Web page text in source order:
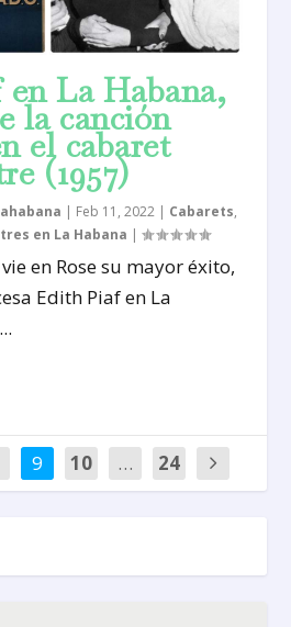
La Habana,
la canción
el cabaret
(1957)
| Feb 11, 2022 | Cabarets,
en La Habana |
en Rose su mayor éxito,
Edith Piaf en La
9 10 … 24